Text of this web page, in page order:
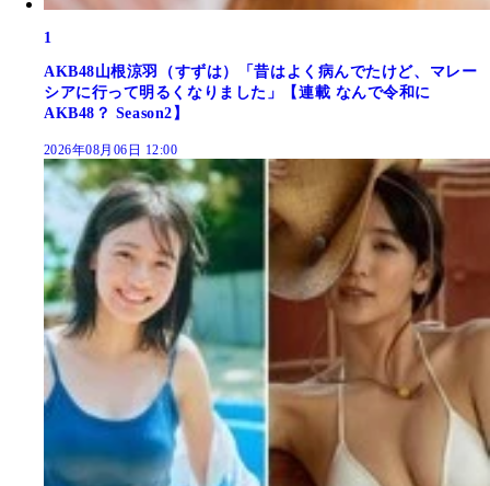
1
AKB48山根涼羽（すずは）「昔はよく病んでたけど、マレー
シアに行って明るくなりました」【連載 なんで令和に
AKB48？ Season2】
2026年08月06日 12:00